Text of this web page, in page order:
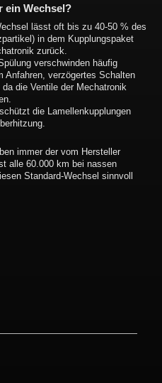
ein Wechsel?
lässt oft bis zu 40-50 % des
in dem Kupplungspaket
zurück.
verschwinden häufig
Anfahren, verzögertes Schalten
da die Ventile der Mechatronik
die Lamellenkupplungen
immer der vom Hersteller
alle 60.000 km bei nassen
Standard-Wechsel sinnvoll